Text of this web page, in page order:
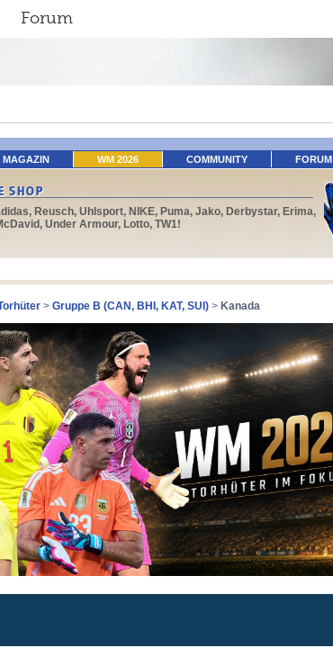
Forum
MAGAZIN WM 2026 COMMUNITY FORUM
Reusch, Uhlsport, NIKE, Puma, Jako, Derbystar, Erima,
Under Armour, Lotto, TW1!
> Gruppe B (CAN, BHI, KAT, SUI) > Kanada